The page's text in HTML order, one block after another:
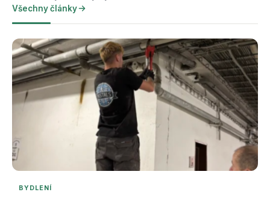
Všechny články
BYDLENÍ